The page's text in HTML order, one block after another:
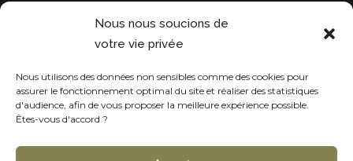
Nous nous soucions de
votre vie privée
Nous utilisons des données non sensibles comme des cookies pour
assurer le fonctionnement optimal du site et réaliser des statistiques
d'audience, afin de vous proposer la meilleure expérience possible.
Êtes-vous d'accord ?
Projets récentes